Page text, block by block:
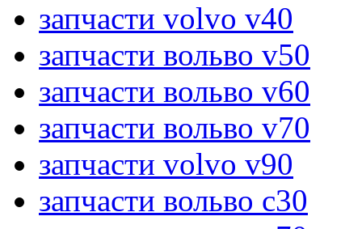
запчасти volvo v40
запчасти вольво v50
запчасти вольво v60
запчасти вольво v70
запчасти volvo v90
запчасти вольво c30